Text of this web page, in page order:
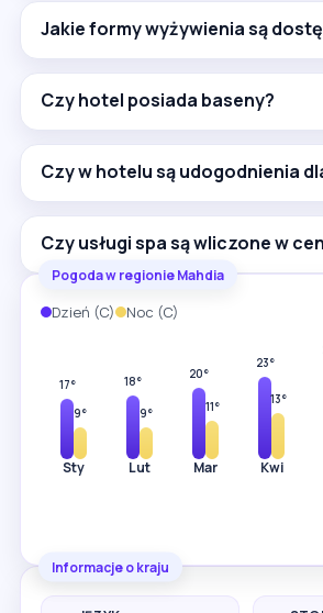
Jakie formy wyżywienia są
Czy hotel posiada baseny?
Czy w hotelu są udogodnienia
Czy usługi spa są wliczone w
Pogoda w regionie Mahdia
Dzień (C) Noc (C)
17°
9°
Sty
18°
9°
Lut
20°
11°
Mar
23°
13°
Kwi
Informacje o kraju